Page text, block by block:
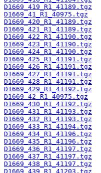
D1669_419_R1_41189.tgz
D1669_41_R1_40975.tgz
D1669_420_R1_41189.tgz
D1669_421_R1_41189.tgz
D1669_422_R1_41190.tgz
D1669_423_R1_41190.tgz
D1669_424_R1_41190.tgz
D1669_425_R1_41191.tgz
D1669_426_R1_41191.tgz
D1669_427_R1_41191.tgz
D1669_428_R1_41191.tgz
D1669_429_R1_41192.tgz
D1669_42_R1_40975.tgz
D1669_430_R1_41192.tgz
D1669_431_R1_41193.tgz
D1669_432_R1_41193.tgz
D1669_433_R1_41194.tgz
D1669_434_R1_41196.tgz
D1669_435_R1_41196.tgz
D1669_436_R1_41197.tgz
D1669_437_R1_41197.tgz
D1669_438_R1_41197.tgz
D1669_439_R1_41203.tgz